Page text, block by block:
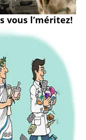
vous l’méritez!